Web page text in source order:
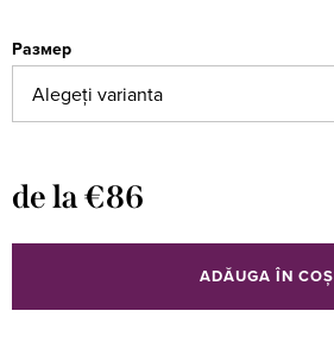
Размер
de la€86
preţ:
ADĂUGA ÎN COŞ